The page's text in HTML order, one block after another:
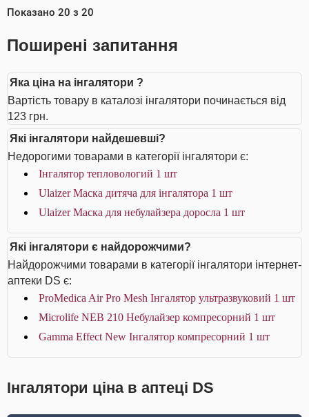
Показано 20 з 20
Поширені запитання
Яка ціна на інгалятори ?
Вартість товару в каталозі інгалятори починається від
123 грн.
Які інгалятори найдешевші?
Недорогими товарами в категорії інгалятори є:
Інгалятор тепловологий 1 шт
Ulaizer Маска дитяча для інгалятора 1 шт
Ulaizer Маска для небулайзера доросла 1 шт
Які інгалятори є найдорожчими?
Найдорожчими товарами в категорії інгалятори інтернет-
аптеки DS є:
ProMedica Air Pro Mesh Інгалятор ультразвуковий 1 шт
Microlife NEB 210 Небулайзер компресорний 1 шт
Gamma Effect New Інгалятор компресорний 1 шт
Інгалятори ціна в аптеці DS